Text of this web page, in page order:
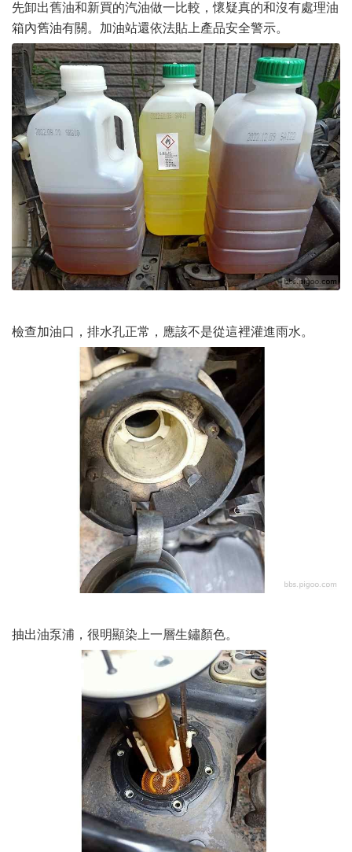
先卸出舊油和新買的汽油做一比較，懷疑真的和沒有處理油
箱內舊油有關。加油站還依法貼上產品安全警示。
檢查加油口，排水孔正常，應該不是從這裡灌進雨水。
抽出油泵浦，很明顯染上一層生鏽顏色。